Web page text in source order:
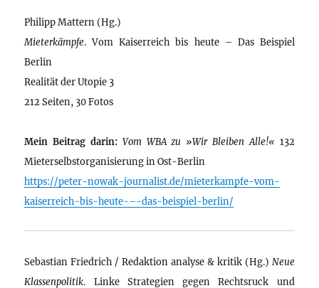
Philipp Mattern (Hg.)
Mieterkämpfe. Vom Kaiserreich bis heute – Das Beispiel
Berlin
Realität der Utopie 3
212 Seiten, 30 Fotos
Mein Beitrag darin: Vom WBA zu »Wir Bleiben Alle!« 132
Mieterselbstorganisierung in Ost-Berlin
https://peter-nowak-journalist.de/mieterkampfe-vom-
kaiserreich-bis-heute-–-das-beispiel-berlin/
Sebastian Friedrich / Redaktion analyse & kritik (Hg.) Neue
Klassenpolitik. Linke Strategien gegen Rechtsruck und